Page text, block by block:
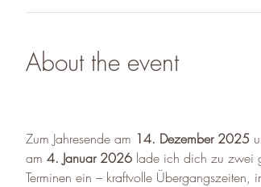
About the event
Zum Jahresende am 14. Dezember 2025
am 4. Januar 2026 lade ich dich zu zwei
Terminen ein – kraftvolle Übergangszeiten,